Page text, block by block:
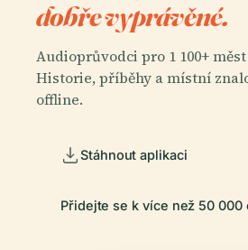
dobře vyprávěné.
Audioprůvodci pro 1 100+
Historie, příběhy a místní
offline.
Stáhnout aplikaci
Přidejte se k více než 50 000